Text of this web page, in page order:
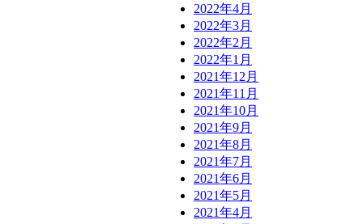
2022年4月
2022年3月
2022年2月
2022年1月
2021年12月
2021年11月
2021年10月
2021年9月
2021年8月
2021年7月
2021年6月
2021年5月
2021年4月